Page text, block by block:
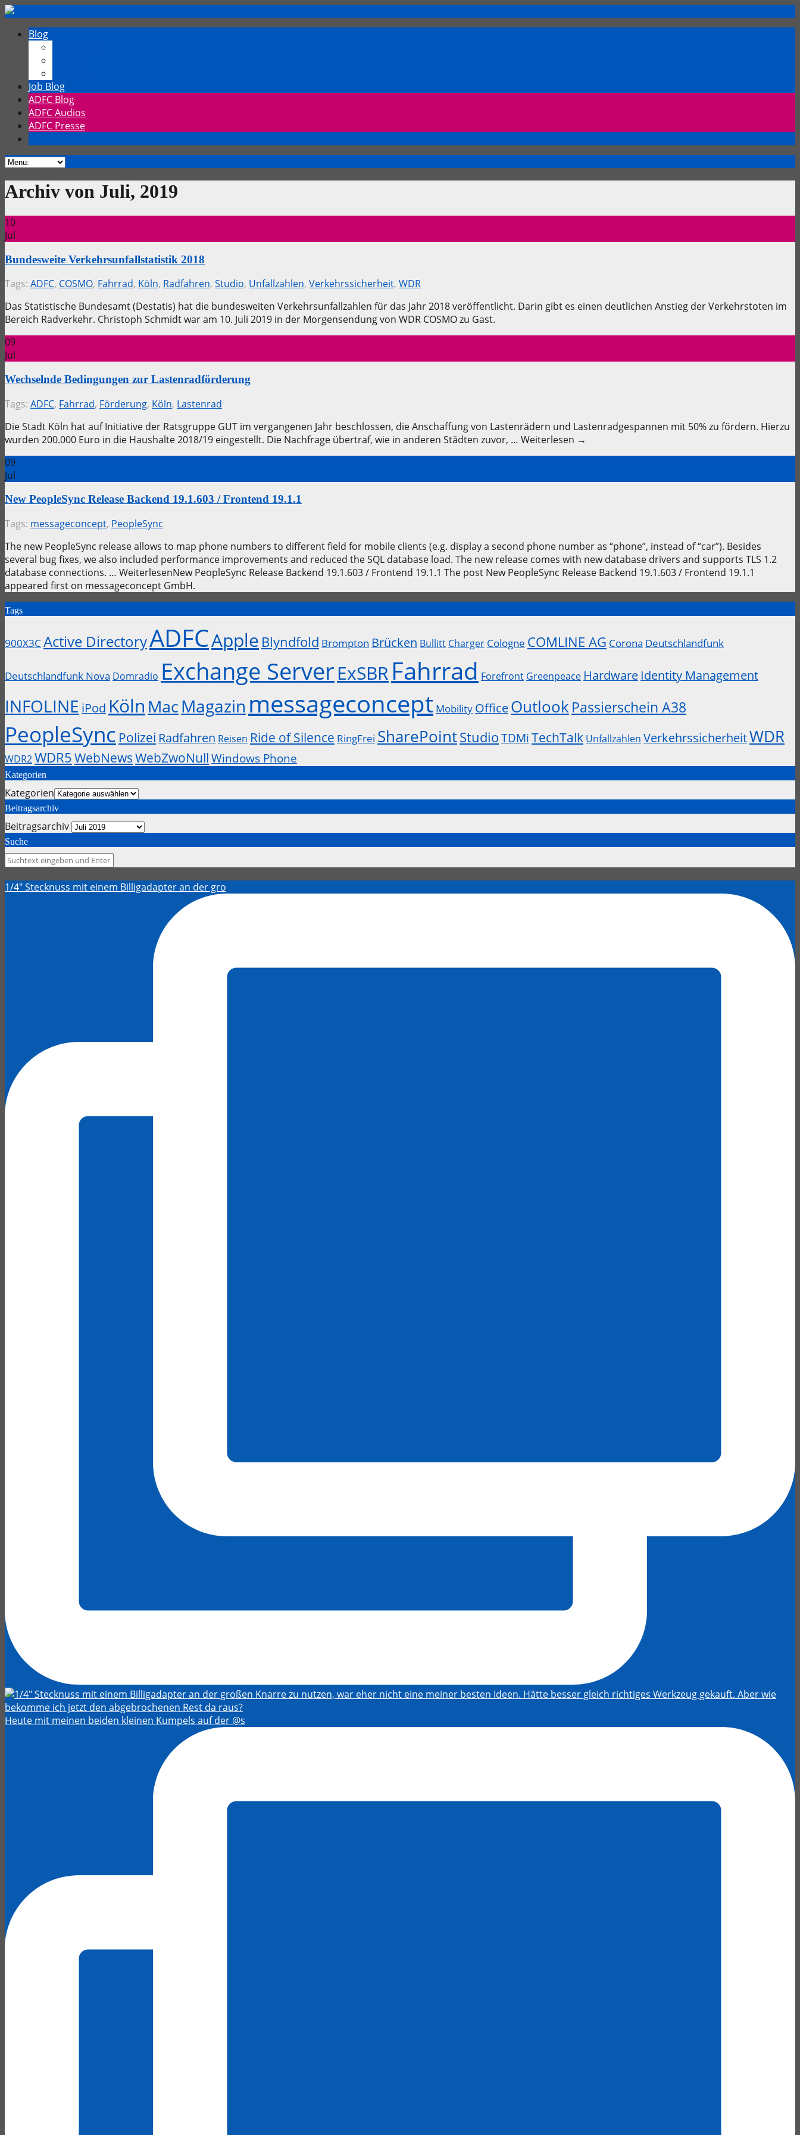
Blog
Job Blog
ADFC Blog
ADFC Audios
ADFC Presse
Archiv von Juli, 2019
10
Jul
Bundesweite Verkehrsunfallstatistik 2018
Tags: ADFC, COSMO, Fahrrad, Köln, Radfahren, Studio, Unfallzahlen, Verkehrssicherheit, WDR
Das Statistische Bundesamt (Destatis) hat die bundesweiten Verkehrsunfallzahlen für das Jahr 2018 veröffentlicht. Darin gibt es einen deutlichen Anstieg der Verkehrstoten im
Bereich Radverkehr. Christoph Schmidt war am 10. Juli 2019 in der Morgensendung von WDR COSMO zu Gast.
09
Jul
Wechselnde Bedingungen zur Lastenradförderung
Tags: ADFC, Fahrrad, Förderung, Köln, Lastenrad
Die Stadt Köln hat auf Initiative der Ratsgruppe GUT im vergangenen Jahr beschlossen, die Anschaffung von Lastenrädern und Lastenradgespannen mit 50% zu fördern. Hierzu
wurden 200.000 Euro in die Haushalte 2018/19 eingestellt. Die Nachfrage übertraf, wie in anderen Städten zuvor, … Weiterlesen →
09
Jul
New PeopleSync Release Backend 19.1.603 / Frontend 19.1.1
Tags: messageconcept, PeopleSync
The new PeopleSync release allows to map phone numbers to different field for mobile clients (e.g. display a second phone number as “phone”, instead of “car”). Besides
several bug fixes, we also included performance improvements and reduced the SQL database load. The new release comes with new database drivers and supports TLS 1.2
database connections. … WeiterlesenNew PeopleSync Release Backend 19.1.603 / Frontend 19.1.1 The post New PeopleSync Release Backend 19.1.603 / Frontend 19.1.1
appeared first on messageconcept GmbH.
Tags
900X3C Active DirectoryADFCApple Blyndfold Brompton Brücken Bullitt Charger Cologne COMLINE AG Corona Deutschlandfunk
Deutschlandfunk Nova Domradio Exchange ServerExSBR Fahrrad Forefront Greenpeace Hardware Identity Management
INFOLINE iPod Köln MacMagazin messageconcept Mobility OfficeOutlook Passierschein A38
PeopleSync Polizei Radfahren Reisen Ride of Silence RingFrei SharePointStudio TDMi TechTalk Unfallzahlen VerkehrssicherheitWDR
WDR2WDR5WebNewsWebZwoNull Windows Phone
Kategorien
Kategorien
Beitragsarchiv
Beitragsarchiv
Suche
1/4" Stecknuss mit einem Billigadapter an der gro
Heute mit meinen beiden kleinen Kumpels auf der @s